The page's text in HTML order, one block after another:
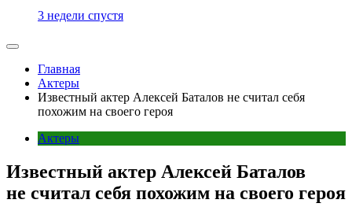
3 недели спустя
Главная
Актеры
Известный актер Алексей Баталов не считал себя
похожим на своего героя
Актеры
Известный актер Алексей Баталов
не считал себя похожим на своего героя